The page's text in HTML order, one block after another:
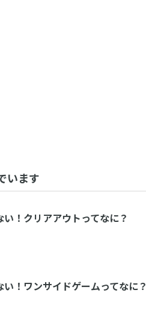
います
！クリアアウトってなに？
！ワンサイドゲームってなに？